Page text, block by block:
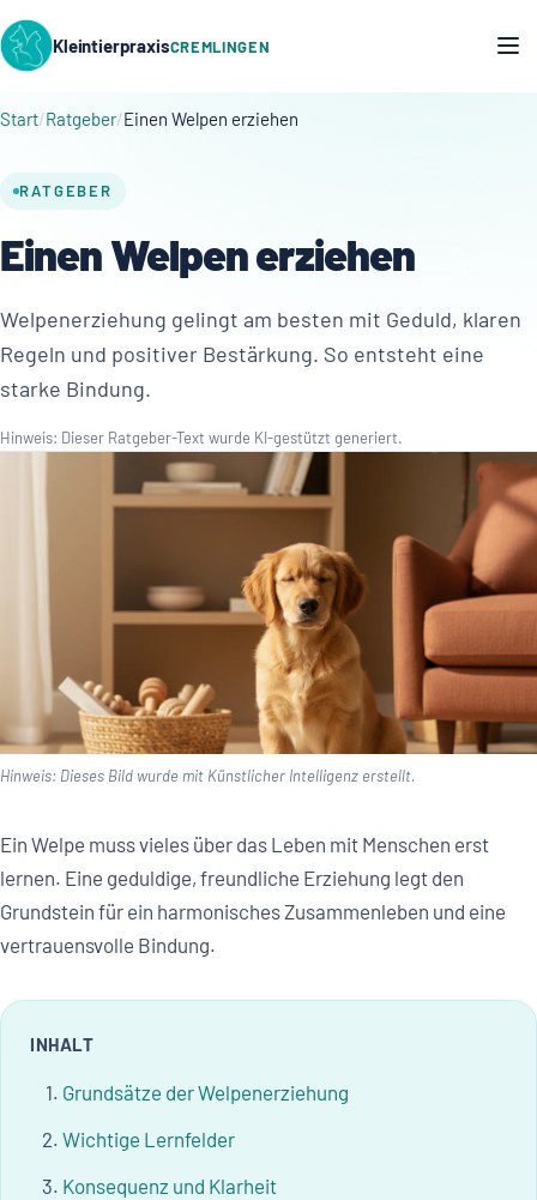
KleintierpraxisCREMLINGEN
Start Ratgeber Einen Welpen erziehen
RATGEBER
Einen Welpen erziehen
Welpenerziehung gelingt am besten mit Geduld, klaren
Regeln und positiver Bestärkung. So entsteht eine
starke Bindung.
Hinweis: Dieser Ratgeber-Text wurde KI-gestützt generiert.
Hinweis: Dieses Bild wurde mit Künstlicher Intelligenz erstellt.
Ein Welpe muss vieles über das Leben mit Menschen erst
lernen. Eine geduldige, freundliche Erziehung legt den
Grundstein für ein harmonisches Zusammenleben und eine
vertrauensvolle Bindung.
INHALT
Grundsätze der Welpenerziehung
Wichtige Lernfelder
Konsequenz und Klarheit